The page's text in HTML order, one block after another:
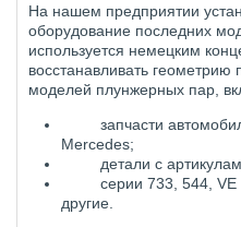
На нашем предприятии
оборудование последних
используется немецким
восстанавливать геометрию
моделей плунжерных пар,
запчасти
Mercedes;
детали с
серии 733, 544, VE
другие.